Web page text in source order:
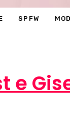
SPFW
e